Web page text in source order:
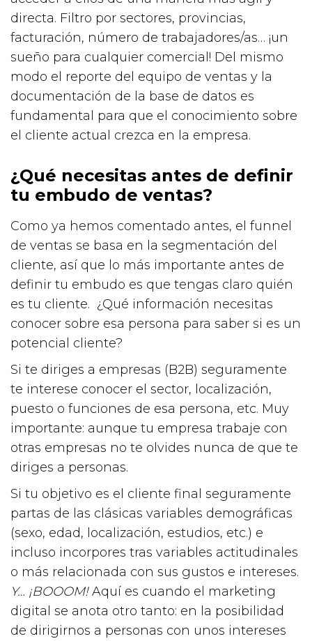
directa. Filtro por sectores, provincias,
facturación, número de trabajadores/as… ¡un
sueño para cualquier comercial! Del mismo
modo el reporte del equipo de ventas y la
documentación de la base de datos es
fundamental para que el conocimiento sobre
el cliente actual crezca en la empresa.
¿Qué necesitas antes de definir
tu embudo de ventas?
Como ya hemos comentado antes, el funnel
de ventas se basa en la segmentación del
cliente, así que lo más importante antes de
definir tu embudo es que tengas claro quién
es tu cliente. ¿Qué información necesitas
conocer sobre esa persona para saber si es un
potencial cliente?
Si te diriges a empresas (B2B) seguramente
te interese conocer el sector, localización,
puesto o funciones de esa persona, etc. Muy
importante: aunque tu empresa trabaje con
otras empresas no te olvides nunca de que te
diriges a personas.
Si tu objetivo es el cliente final seguramente
partas de las clásicas variables demográficas
(sexo, edad, localización, estudios, etc.) e
incluso incorpores tras variables actitudinales
o más relacionada con sus gustos e intereses.
Y… ¡BOOOM!Aquí es cuando el marketing
digital se anota otro tanto: en la posibilidad
de dirigirnos a personas con unos intereses